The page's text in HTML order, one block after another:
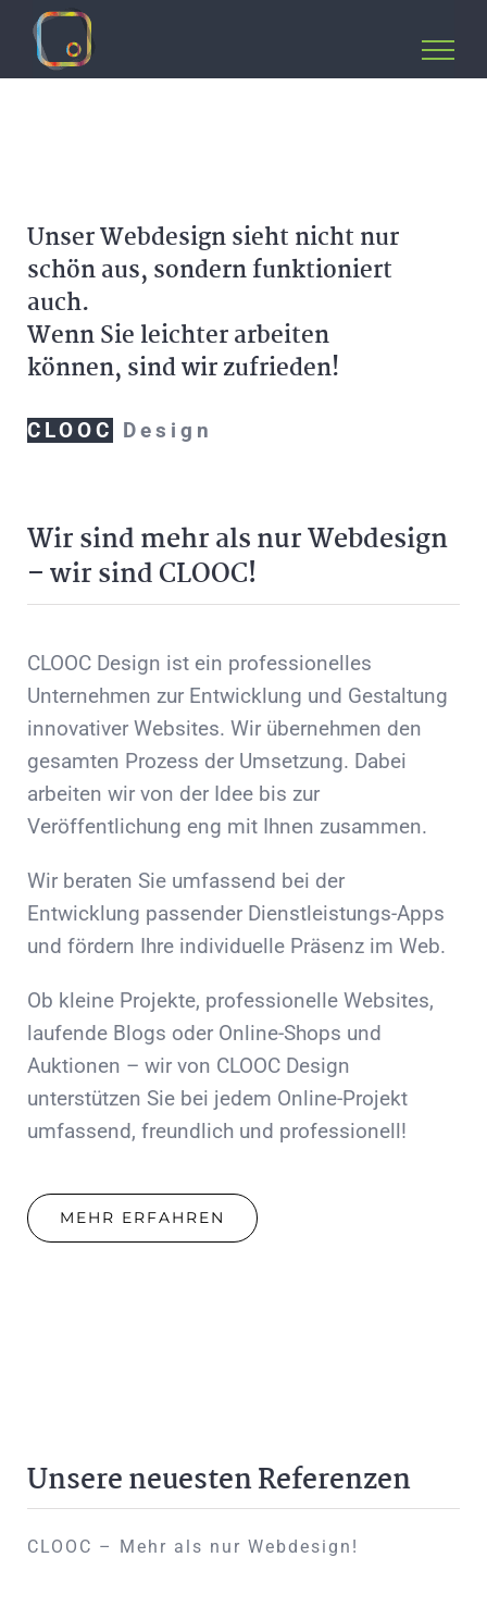
Zum
Inhalt
springen
Unser Webdesign sieht nicht nur
schön aus, sondern funktioniert
auch.
Wenn Sie leichter arbeiten
können, sind wir zufrieden!
CLOOC Design
Wir sind mehr als nur Webdesign
– wir sind CLOOC!
CLOOC Design ist ein professionelles
Unternehmen zur Entwicklung und Gestaltung
innovativer Websites. Wir übernehmen den
gesamten Prozess der Umsetzung. Dabei
arbeiten wir von der Idee bis zur
Veröffentlichung eng mit Ihnen zusammen.
Wir beraten Sie umfassend bei der
Entwicklung passender Dienstleistungs-Apps
und fördern Ihre individuelle Präsenz im Web.
Ob kleine Projekte, professionelle Websites,
laufende Blogs oder Online-Shops und
Auktionen – wir von CLOOC Design
unterstützen Sie bei jedem Online-Projekt
umfassend, freundlich und professionell!
MEHR ERFAHREN
Unsere neuesten Referenzen
CLOOC – Mehr als nur Webdesign!